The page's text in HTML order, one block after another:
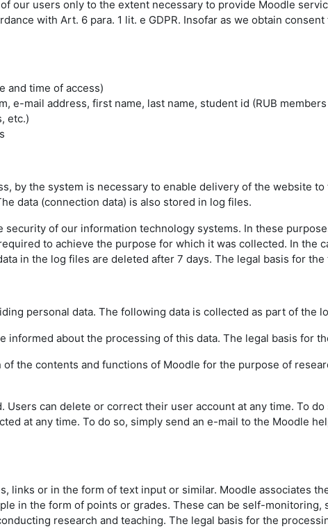
our users only to the extent necessary to provide Moodle
with Art. 6 para. 1 lit. e GDPR. Insofar as we obtain
and time of access)
e-mail address, first name, last name, student id (RUB
etc.)
by the system is necessary to enable delivery of the website
data (connection data) is also stored in log files.
of our information technology systems. In these
to achieve the purpose for which it was collected. In
in the log files are deleted after 7 days. The legal basis for
personal data. The following data is collected as part of the
about the processing of this data. The legal basis for
the contents and functions of Moodle for the purpose of
can delete or correct their user account at any time. To
at any time. To do so, simply send an e-mail to the Moodle
links or in the form of text input or similar. Moodle associates
in the form of points or grades. These can be self-
research and teaching. The legal basis for the